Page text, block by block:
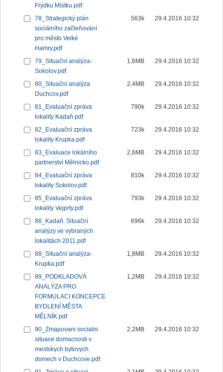
Frýdku Místku.pdf
78_Strategický plán
sociálního začleňování
pro město Velké
Hamry.pdf
563k 29.4.2016 10:32
79_Situační analýza-
Sokolov.pdf
1,6MB 29.4.2016 10:32
80_Situační analýza
Duchcov.pdf
2,4MB 29.4.2016 10:32
81_Evaluační zpráva
lokality Kadaň.pdf
790k 29.4.2016 10:32
82_Evaluační zpráva
lokality Krupka.pdf
723k 29.4.2016 10:32
83_Evaluace lokálního
partnerství Mělnicko.pdf
2,6MB 29.4.2016 10:32
84_Evaluační zpráva
lokality Sokolov.pdf
810k 29.4.2016 10:32
85_Evaluační zpráva
lokality Vejprty.pdf
793k 29.4.2016 10:32
86_Kadaň. Situační
analýzy ve vybraných
lokalitách 2011.pdf
696k 29.4.2016 10:32
88_Situační analýza-
Krupka.pdf
1,8MB 29.4.2016 10:32
89_PODKLADOVÁ
ANALÝZA PRO
FORMULACI KONCEPCE
BYDLENÍ MĚSTA
MĚLNÍK.pdf
1,2MB 29.4.2016 10:32
90_Zmapovani socialni
situace domacnosti v
mestskych bytovych
domech v Duchcove.pdf
2,2MB 29.4.2016 10:32